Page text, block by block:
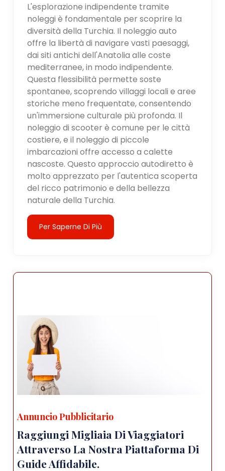
L'esplorazione indipendente tramite
noleggi è fondamentale per scoprire la
diversità della Turchia. Il noleggio auto
offre la libertà di navigare vasti paesaggi,
dai siti antichi dell'Anatolia alle coste
mediterranee, in modo indipendente.
Questa flessibilità permette soste
spontanee, scoprendo villaggi locali e aree
storiche meno frequentate, consentendo
un'immersione culturale più profonda. Il
noleggio di scooter è comune per le città
costiere, e il noleggio di piccole
imbarcazioni offre accesso a calette
nascoste. Questo approccio autodiretto è
molto apprezzato per l'autentica scoperta
del ricco patrimonio e della bellezza
naturale della Turchia.
Per Saperne Di Più
Annuncio Pubblicitario
Raggiungi Migliaia Di Viaggiatori
Attraverso La Nostra Piattaforma Di
Guide Affidabile.